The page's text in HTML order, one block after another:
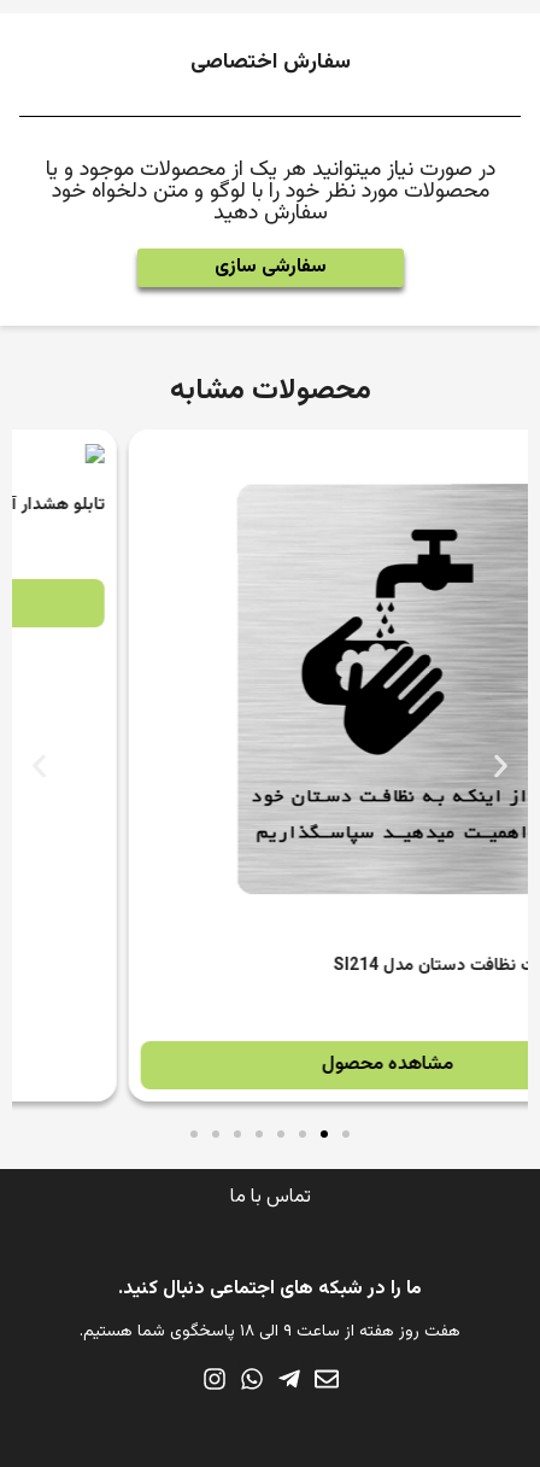
سفارش اختصاصی
در صورت نیاز میتوانید هر یک از محصولات موجود و یا
محصولات مورد نظر خود را با لوگو و متن دلخواه خود
سفارش دهید
سفارشی سازی
محصولات مشابه
تابلو هشدار آسانسور مدل SI204
تماس با ما
ما را در شبکه های اجتماعی دنبال کنید.
هفت روز هفته از ساعت ۹ الی ۱۸ پاسخگوی شما هستیم.